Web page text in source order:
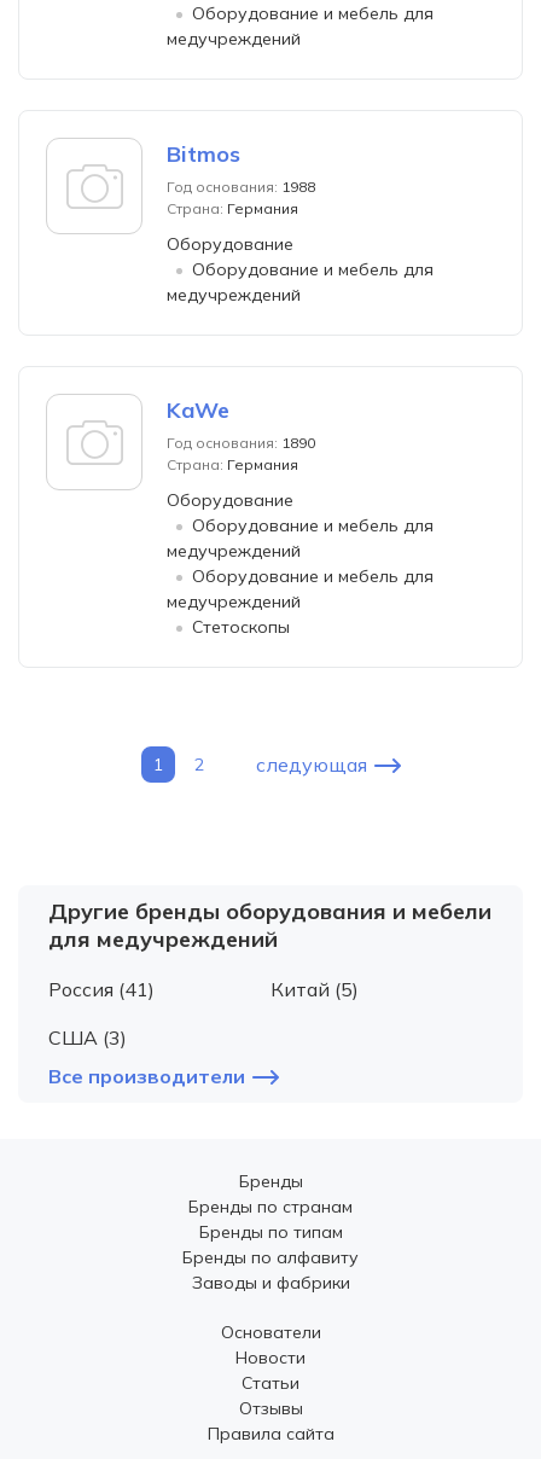
Оборудование и мебель для
медучреждений
Bitmos
Год основания: 1988
Страна: Германия
Оборудование
Оборудование и мебель для
медучреждений
KaWe
Год основания: 1890
Страна: Германия
Оборудование
Оборудование и мебель для
медучреждений
Оборудование и мебель для
медучреждений
Стетоскопы
1 2 следующая
Другие бренды оборудования и мебели
для медучреждений
Россия (41)
Китай (5)
США (3)
Все производители
Бренды
Бренды по странам
Бренды по типам
Бренды по алфавиту
Заводы и фабрики
Основатели
Новости
Статьи
Отзывы
Правила сайта